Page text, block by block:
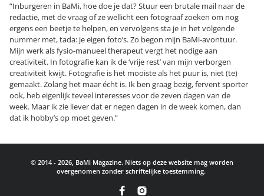
“Inburgeren in BaMi, hoe doe je dat? Stuur een brutale mail naar de
redactie, met de vraag of ze wellicht een fotograaf zoeken om nog
ergens een beetje te helpen, en vervolgens sta je in het volgende
nummer met, tada: je eigen foto’s. Zo begon mijn BaMi-avontuur.
Mijn werk als fysio-manueel therapeut vergt het nodige aan
creativiteit. In fotografie kan ik de ‘vrije rest’ van mijn verborgen
creativiteit kwijt. Fotografie is het mooiste als het puur is, niet (te)
gemaakt. Zolang het maar écht is. Ik ben graag bezig, fervent sporter
ook, heb eigenlijk teveel interesses voor de zeven dagen van de
week. Maar ik zie liever dat er negen dagen in de week komen, dan
dat ik hobby’s op moet geven.”
© 2014 - 2026, BaMi Magazine. Niets op deze website mag worden
overgenomen zonder schriftelijke toestemming.